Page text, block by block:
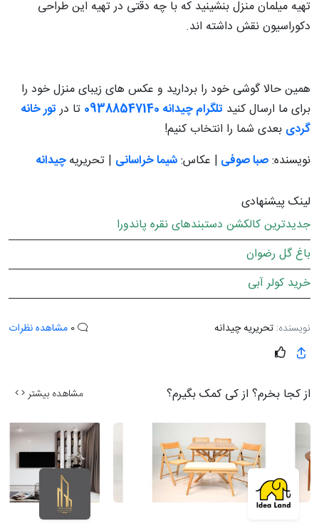
تهیه میلمان منزل بنشینید که با چه دقتی در تهیه این طراحی
دکوراسیون نقش داشته اند.
همین حالا گوشی خود را بردارید و عکس های زیبای منزل خود را
برای ما ارسال کنید تلگرام چیدانه 09388547140 تا درتور خانه
گردی بعدی شما را انتخاب کنیم!
نویسنده:صبا صوفی | عکاس:شیما خراسانی | تحریریهچیدانه
لینک پیشنهادی
جدیدترین کالکشن دستبندهای نقره پاندورا
باغ گل رضوان
خرید کولر آبی
نویسنده: تحریریه چیدانه مشاهده نظرات
از کجا بخرم؟ از کی کمک بگیرم؟ مشاهده بیشتر